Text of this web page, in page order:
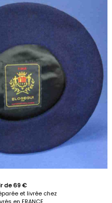
de 69 €
et livrée chez